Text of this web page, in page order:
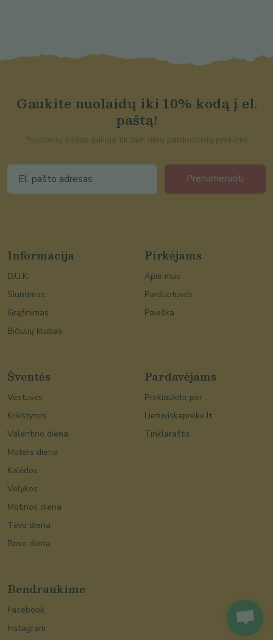
Gaukite nuolaidų iki 10% kodą į el.
paštą!
*nuolaidų kodas galioja tik tam tikrų parduotuvių prekėms
Prenumeruoti
Informacija
D.U.K.
Siuntimas
Grąžinimas
Bičiulių klubas
Pirkėjams
Apie mus
Parduotuvės
Paieška
Šventės
Vestuvės
Krikštynos
Valentino diena
Moters diena
Kalėdos
Velykos
Motinos diena
Tėvo diena
Boso diena
Pardavėjams
Prekiaukite per
Lietuviskapreke.lt
Tinklaraštis
Bendraukime
Facebook
Instagram